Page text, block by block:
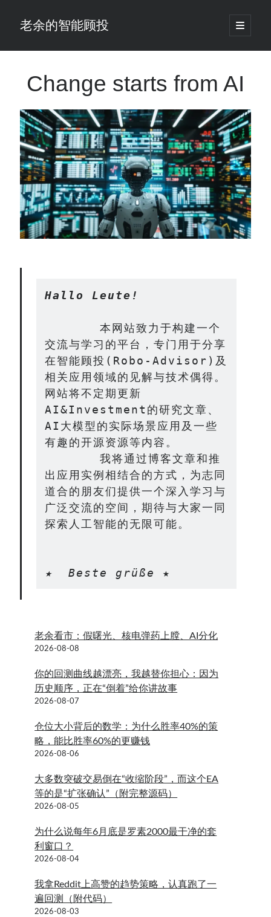
老余的智能顾投
open
primary
Sidebar
老余看市：假曙光、核电弹药上膛、AI分化
你的回测曲线越漂亮，我越替你担心：因为历史顺序，正在“倒着”给你
讲故事
仓位大小背后的数学：为什么胜率40%的策略，能比胜率60%的更赚钱
大多数突破交易倒在“收缩阶段”，而这个EA等的是“扩张确认”（附完整源
码）
为什么说每年6月底是罗素2000最干净的套利窗口？
我拿Reddit上高赞的趋势策略，认真跑了一遍回测（附代码）
老余看市：长鑫4万亿，A股却蒸发12.4万亿
Contact：
网站备案号：鄂ICP备2024064768号
Change starts from AI
Hallo Leute!
交流与学习的平台，专门用于分享
在智能顾投(Robo-Advisor)及
相关应用领域的见解与技术偶得。
网站将不定期更新
AI&Investment的研究文章、
AI大模型的实际场景应用及一些
有趣的开源资源等内容。
出应用实例相结合的方式，为志同
道合的朋友们提供一个深入学习与
广泛交流的空间，期待与大家一同
探索人工智能的无限可能。
★  Beste grüße ★
老余看市：假曙光、核电弹药上膛、AI分化
2026-08-08
你的回测曲线越漂亮，我越替你担心：因为
历史顺序，正在“倒着”给你讲故事
2026-08-07
仓位大小背后的数学：为什么胜率40%的策
略，能比胜率60%的更赚钱
2026-08-06
大多数突破交易倒在“收缩阶段”，而这个EA
等的是“扩张确认”（附完整源码）
2026-08-05
为什么说每年6月底是罗素2000最干净的套
利窗口？
2026-08-04
我拿Reddit上高赞的趋势策略，认真跑了一
遍回测（附代码）
2026-08-03